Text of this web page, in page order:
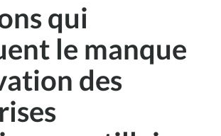
qui
le manque
des